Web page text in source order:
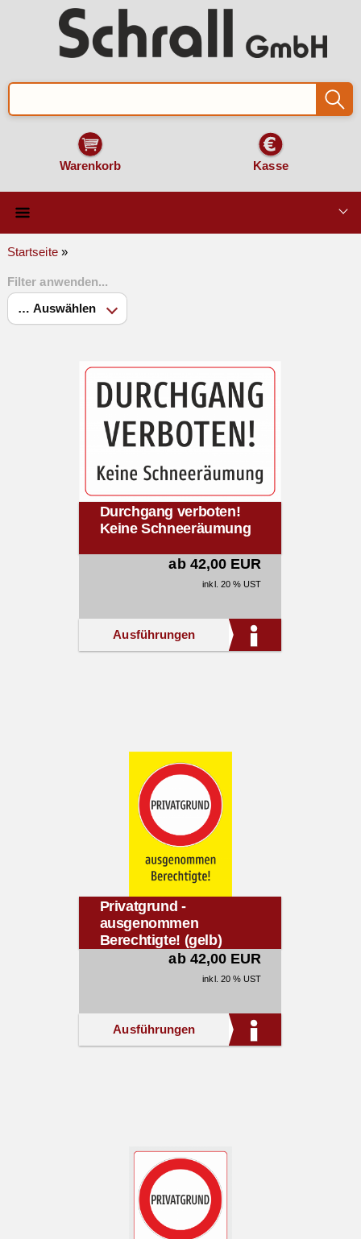
Warenkorb Kasse
Qualität & Technik
SCHILDER und AUFKLEBER
VERKEHRSZEICHEN
Startseite»
Filter anwenden...
Durchgang verboten!
Keine Schneeräumung
ab 42,00 EUR
inkl. 20 % UST
Ausführungen
Privatgrund -
ausgenommen
Berechtigte! (gelb)
ab 42,00 EUR
inkl. 20 % UST
Ausführungen